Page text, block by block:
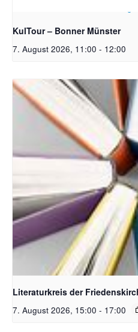
KulTour – Bonner Münster
7. August 2026, 11:00 - 12:00
Bildquelle Pixabay
Literaturkreis der
7. August 2026, 15:00 - 17:00